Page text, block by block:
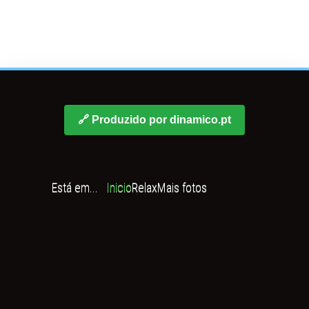
🔗 Produzido por dinamico.pt
Está em... InicioRelaxMais fotos